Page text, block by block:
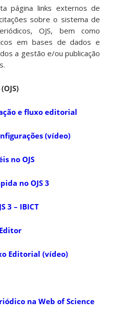
página links externos de
sobre o sistema de
OJS, bem como
em bases de dados e
a gestão e/ou publicação
e fluxo editorial
(vídeo)
no OJS
no OJS 3
3 – IBICT
Editor
Editorial (vídeo)
na Web of Science